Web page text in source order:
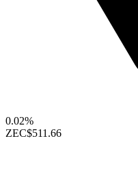
0.02%
ZEC$511.66